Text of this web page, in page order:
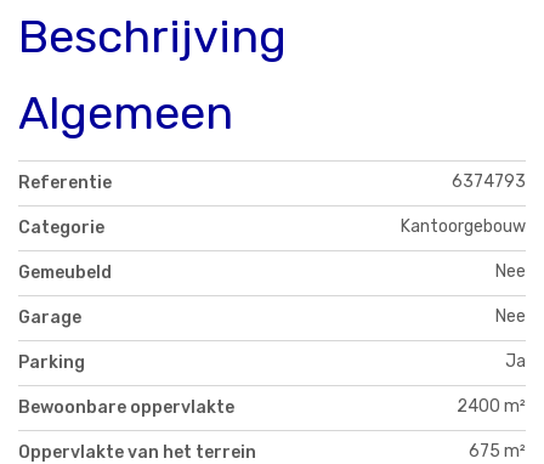
Beschrijving
Algemeen
Referentie 6374793
Categorie Kantoorgebouw
Gemeubeld Nee
Garage Nee
Parking Ja
Bewoonbare oppervlakte 2400 m²
Oppervlakte van het terrein 675 m²